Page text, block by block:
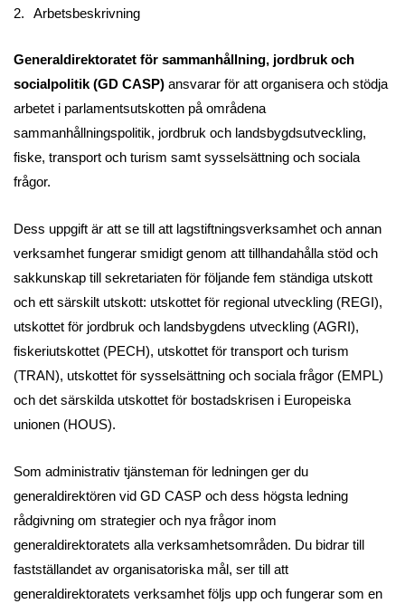
2. Arbetsbeskrivning
Generaldirektoratet för sammanhållning, jordbruk och
socialpolitik (GD CASP) ansvarar för att organisera och stödja
arbetet i parlamentsutskotten på områdena
sammanhållningspolitik, jordbruk och landsbygdsutveckling,
fiske, transport och turism samt sysselsättning och sociala
frågor.
Dess uppgift är att se till att lagstiftningsverksamhet och annan
verksamhet fungerar smidigt genom att tillhandahålla stöd och
sakkunskap till sekretariaten för följande fem ständiga utskott
och ett särskilt utskott: utskottet för regional utveckling (REGI),
utskottet för jordbruk och landsbygdens utveckling (AGRI),
fiskeriutskottet (PECH), utskottet för transport och turism
(TRAN), utskottet för sysselsättning och sociala frågor (EMPL)
och det särskilda utskottet för bostadskrisen i Europeiska
unionen (HOUS).
Som administrativ tjänsteman för ledningen ger du
generaldirektören vid GD CASP och dess högsta ledning
rådgivning om strategier och nya frågor inom
generaldirektoratets alla verksamhetsområden. Du bidrar till
fastställandet av organisatoriska mål, ser till att
generaldirektoratets verksamhet följs upp och fungerar som en